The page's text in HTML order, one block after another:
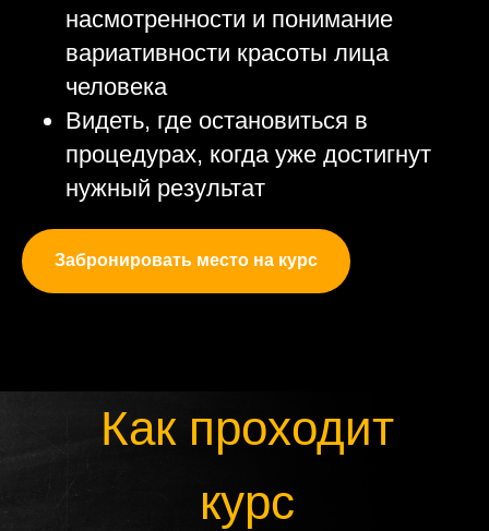
насмотренности и понимание
вариативности красоты лица
человека
Видеть, где остановиться в
процедурах, когда уже достигнут
нужный результат
Забронировать место на курс
Как проходит
курс